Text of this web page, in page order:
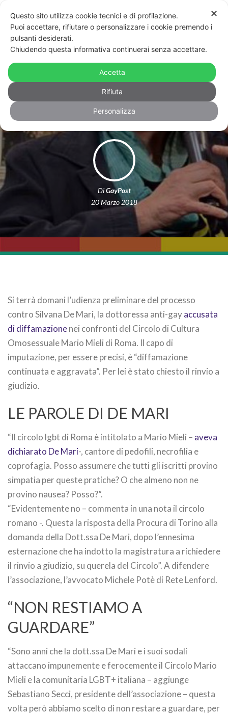
Chiesto il rinvio a giudizio per De
Mari per le frasi contro il Circolo
Mario Mieli
DiGayPost
20 Marzo 2018
Si terrà domani l’udienza preliminare del processo
contro Silvana De Mari, la dottoressa anti-gayaccusata
di diffamazionenei confronti del Circolo di Cultura
Omosessuale Mario Mieli di Roma. Il capo di
imputazione, per essere precisi, è “diffamazione
continuata e aggravata”. Per lei è stato chiesto il rinvio a
giudizio.
LE PAROLE DI DE MARI
“Il circolo lgbt di Roma è intitolato a Mario Mieli – aveva
dichiarato De Mari-, cantore di pedofili, necrofilia e
coprofagia. Posso assumere che tutti gli iscritti provino
simpatia per queste pratiche? O che almeno non ne
provino nausea? Posso?”.
“Evidentemente no – commenta in una nota il circolo
romano -. Questa la risposta della Procura di Torino alla
domanda della Dott.ssa De Mari, dopo l’ennesima
esternazione che ha indotto la magistratura a richiedere
il rinvio a giudizio, su querela del Circolo”. A difendere
l’associazione, l’avvocato Michele Potè di Rete Lenford.
“NON RESTIAMO A
GUARDARE”
“Sono anni che la dott.ssa De Mari e i suoi sodali
attaccano impunemente e ferocemente il Circolo Mario
Mieli e la comunitaria LGBT+ italiana – aggiunge
Sebastiano Secci, presidente dell’associazione – questa
volta però abbiamo scelto di non restare a guardare, per
✕
Questo sito utilizza cookie tecnici e di profilazione.
Puoi accettare, rifiutare o personalizzare i cookie premendo i
pulsanti desiderati.
Chiudendo questa informativa continuerai senza accettare.
Accetta
Rifiuta
Personalizza